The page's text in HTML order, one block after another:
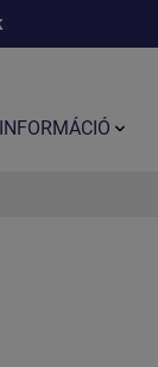
INFORMÁCIÓ